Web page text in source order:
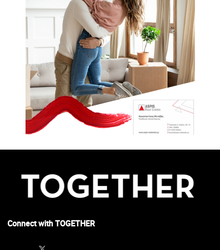
Connect with TOGETHER